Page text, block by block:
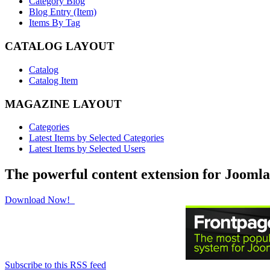
Blog Entry (Item)
Items By Tag
CATALOG LAYOUT
Catalog
Catalog Item
MAGAZINE LAYOUT
Categories
Latest Items by Selected Categories
Latest Items by Selected Users
The powerful content extension for
Download Now!
Subscribe to this RSS feed